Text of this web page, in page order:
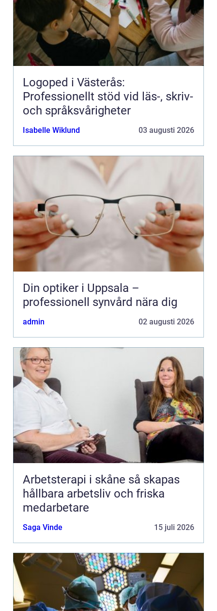
Logoped i Västerås:
Professionellt stöd vid läs-, skriv-
och språksvårigheter
Isabelle Wiklund 03 augusti 2026
Din optiker i Uppsala –
professionell synvård nära dig
admin 02 augusti 2026
Arbetsterapi i skåne så skapas
hållbara arbetsliv och friska
medarbetare
Saga Vinde 15 juli 2026